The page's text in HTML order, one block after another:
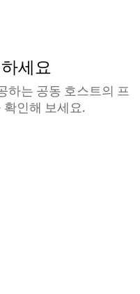
세요
하는 공⁠동 호⁠스⁠트⁠의 프
확⁠인⁠해 보⁠세⁠요⁠.